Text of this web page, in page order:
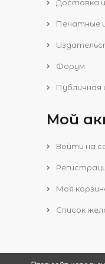
Доставка
Печатные
Форум
Мой
Войти на
Моя
Список